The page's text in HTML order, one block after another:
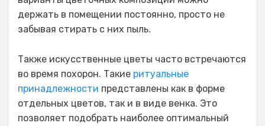
держать в помещении постоянно, просто не
забывая стирать с них пыль.
Также искусственные цветы часто встречаются
во время похорон. Такие ритуальные
принадлежности представлены как в форме
отдельных цветов, так и в виде венка. Это
позволяет подобрать наиболее оптимальный